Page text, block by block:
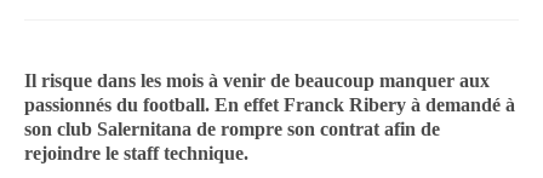
Il risque dans les mois à venir de beaucoup manquer aux
passionnés du football. En effet Franck Ribery à demandé à
son club Salernitana de rompre son contrat afin de
rejoindre le staff technique.